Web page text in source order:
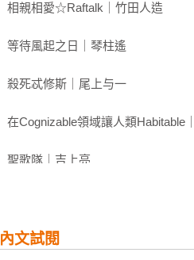
評，而本書則在此基礎上，另外新
情感的無限可能，所有關於「愛
ami亞海——作家
▍臺灣獨家限定
相親相愛☆Raftalk｜竹田人造
等待風起之日｜琴柱遙
殺死忒修斯｜尾上与一
在Cognizable領域讓人類Habitable
聖歌隊｜吉上亮
就算你在一億年後｜樋口美沙緒
內文試閱